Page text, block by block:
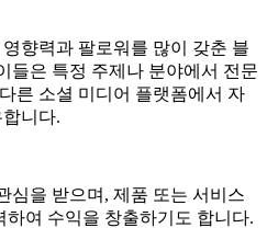
향력과 팔로워를 많이 갖춘 블
들은 특정 주제나 분야에서 전문
른 소셜 미디어 플랫폼에서 자
니다.
심을 받으며, 제품 또는 서비스
여 수익을 창출하기도 합니다.